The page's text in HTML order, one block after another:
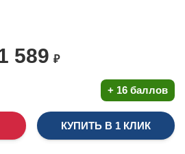
589 ₽
+ 16 баллов
КУПИТЬ В 1 КЛИК